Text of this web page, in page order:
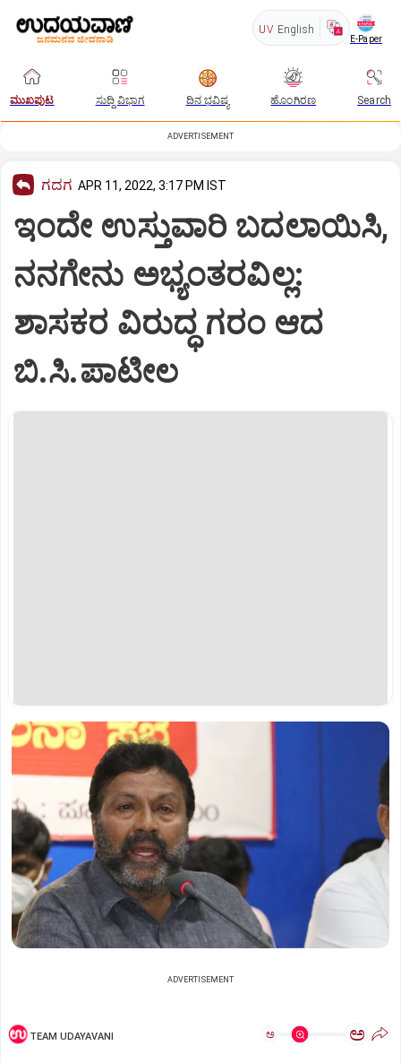
UV English
E-Paper
ಮುಖಪುಟ ಸುದ್ದಿ ವಿಭಾಗ ದಿನ ಭವಿಷ್ಯ ಹೊಂಗಿರಣ Search
ADVERTISEMENT
ಗದಗ APR 11, 2022, 3:17 PM IST
ಇಂದೇ ಉಸ್ತುವಾರಿ ಬದಲಾಯಿಸಿ,
ನನಗೇನು ಅಭ್ಯಂತರವಿಲ್ಲ:
ಶಾಸಕರ ವಿರುದ್ಧ ಗರಂ ಆದ
ಬಿ.ಸಿ.ಪಾಟೀಲ
ADVERTISEMENT
TEAM UDAYAVANI ಅ ಅ